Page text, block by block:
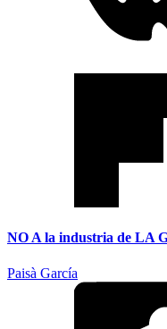
NO A la industria de LA
Paisà García